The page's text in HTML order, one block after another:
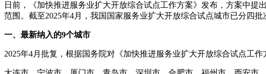
日前，《加快推进服务业扩大开放综合试点工作方案》发布，方案中
范围。截至2025年4月，我国国家服务业扩大开放综合试点城市已分四批
一、最新纳入的9个城市
2025年4月批复，根据国务院对《加快推进服务业扩大开放综合试点工作